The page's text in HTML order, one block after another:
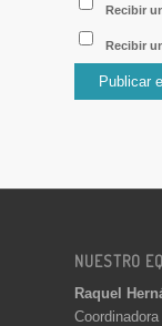
Recibir
Recibir
NUESTRO
Raquel
Coordinadora